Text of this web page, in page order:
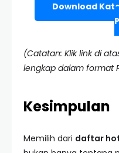
Download
(Catatan: Klik link di
lengkap dalam format
Kesimpulan
Memilih dari daftar